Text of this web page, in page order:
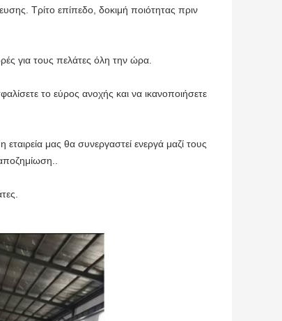
Τρίτο επίπεδο, δοκιμή ποιότητας πριν
για τους πελάτες όλη την ώρα.
το εύρος ανοχής και να ικανοποιήσετε
μας θα συνεργαστεί ενεργά μαζί τους